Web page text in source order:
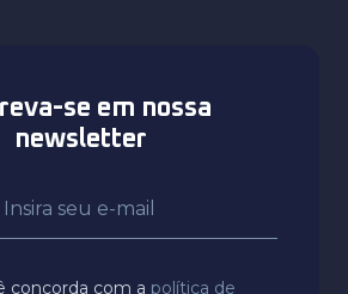
se em nossa
newsletter
concorda com a política de